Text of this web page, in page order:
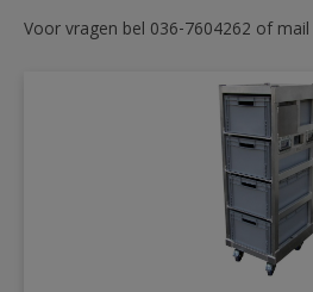
Voor vragen bel 036-7604262 of